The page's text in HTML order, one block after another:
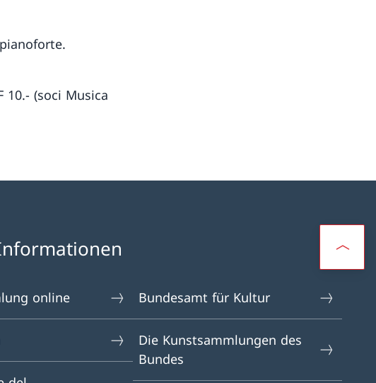
10.- (soci Musica
online Bundesamt für Kultur
Die Kunstsammlungen des
Bundes